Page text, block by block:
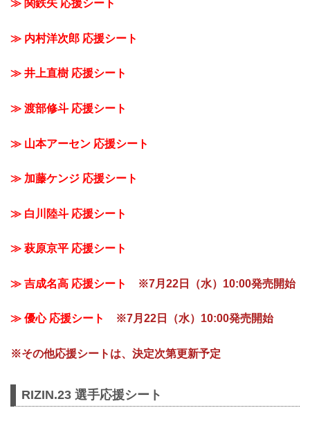
≫ 関鉄矢 応援シート
≫ 内村洋次郎 応援シート
≫ 井上直樹 応援シート
≫ 渡部修斗 応援シート
≫ 山本アーセン 応援シート
≫ 加藤ケンジ 応援シート
≫ 白川陸斗 応援シート
≫ 萩原京平 応援シート
≫ 吉成名高 応援シート ※7月22日（水）10:00発売開始
≫ 優心 応援シート ※7月22日（水）10:00発売開始
※その他応援シートは、決定次第更新予定
RIZIN.23 選手応援シート